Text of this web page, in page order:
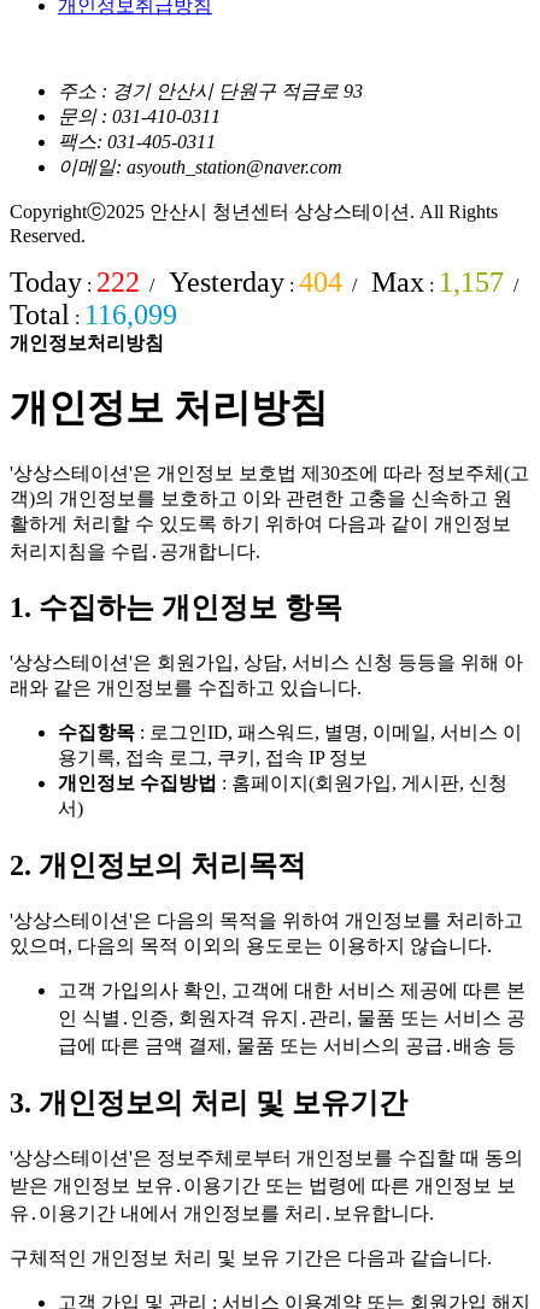
개인정보취급방침
주소 : 경기 안산시 단원구 적금로 93
문의 : 031-410-0311
팩스: 031-405-0311
이메일: asyouth_station@naver.com
Copyrightⓒ2025 안산시 청년센터 상상스테이션. All Rights
Reserved.
Today : 222 / Yesterday : 404 / Max : 1,157 /
Total : 116,099
개인정보처리방침
개인정보 처리방침
'상상스테이션'은 개인정보 보호법 제30조에 따라 정보주체(고
객)의 개인정보를 보호하고 이와 관련한 고충을 신속하고 원
활하게 처리할 수 있도록 하기 위하여 다음과 같이 개인정보
처리지침을 수립․공개합니다.
1. 수집하는 개인정보 항목
'상상스테이션'은 회원가입, 상담, 서비스 신청 등등을 위해 아
래와 같은 개인정보를 수집하고 있습니다.
수집항목 : 로그인ID, 패스워드, 별명, 이메일, 서비스 이
용기록, 접속 로그, 쿠키, 접속 IP 정보
개인정보 수집방법 : 홈페이지(회원가입, 게시판, 신청
서)
2. 개인정보의 처리목적
'상상스테이션'은 다음의 목적을 위하여 개인정보를 처리하고
있으며, 다음의 목적 이외의 용도로는 이용하지 않습니다.
고객 가입의사 확인, 고객에 대한 서비스 제공에 따른 본
인 식별․인증, 회원자격 유지․관리, 물품 또는 서비스 공
급에 따른 금액 결제, 물품 또는 서비스의 공급․배송 등
3. 개인정보의 처리 및 보유기간
'상상스테이션'은 정보주체로부터 개인정보를 수집할 때 동의
받은 개인정보 보유․이용기간 또는 법령에 따른 개인정보 보
유․이용기간 내에서 개인정보를 처리․보유합니다.
구체적인 개인정보 처리 및 보유 기간은 다음과 같습니다.
고객 가입 및 관리 : 서비스 이용계약 또는 회원가입 해지